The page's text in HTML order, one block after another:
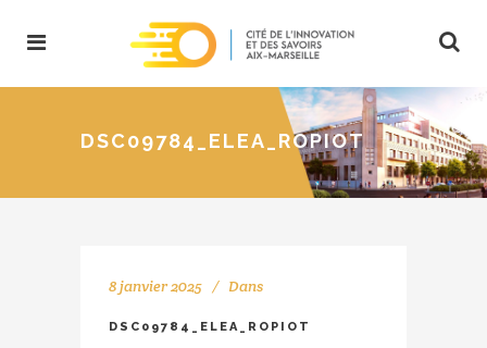
DSC09784_ELEA_ROPIOT
8 janvier 2025 Dans
DSC09784_ELEA_ROPIOT